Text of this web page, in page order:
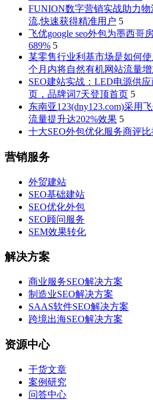
FUNION数字营销实战助力物
流,快速获得精准用户 5
飞优google seo外包为墨西哥
689% 5
某零售行业利基市场是如何
个月内将自然有机网站流量
SEO建站实战：LED电源供
页，品牌词7天登顶首页 5
东南亚123(dny123.com)采用
流量提升达202%效果 5
十大SEO外包优化服务商评
营销服务
外贸建站
SEO基础建站
SEO优化外包
SEO顾问服务
SEM效果转化
解决方案
商业服务SEO解决方案
制造业SEO解决方案
SAAS软件SEO解决方案
跨境出海SEO解决方案
资源中心
干货文章
案例研究
问答中心